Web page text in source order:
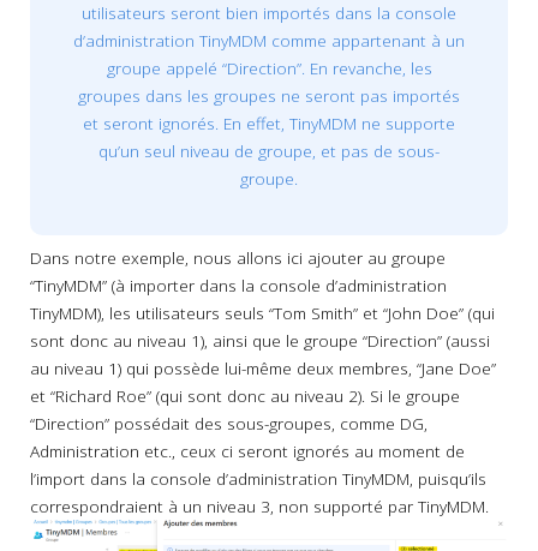
utilisateurs seront bien importés dans la console
d’administration TinyMDM comme appartenant à un
groupe appelé “Direction”. En revanche, les
groupes dans les groupes ne seront pas importés
et seront ignorés. En effet, TinyMDM ne supporte
qu’un seul niveau de groupe, et pas de sous-
groupe.
Dans notre exemple, nous allons ici ajouter au groupe
“TinyMDM” (à importer dans la console d’administration
TinyMDM), les utilisateurs seuls “Tom Smith” et “John Doe” (qui
sont donc au niveau 1), ainsi que le groupe “Direction” (aussi
au niveau 1) qui possède lui-même deux membres, “Jane Doe”
et “Richard Roe” (qui sont donc au niveau 2). Si le groupe
“Direction” possédait des sous-groupes, comme DG,
Administration etc., ceux ci seront ignorés au moment de
l’import dans la console d’administration TinyMDM, puisqu’ils
correspondraient à un niveau 3, non supporté par TinyMDM.